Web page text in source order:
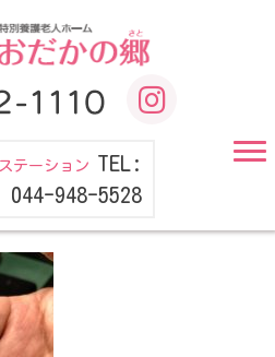
テーション TEL:
044-948-5528